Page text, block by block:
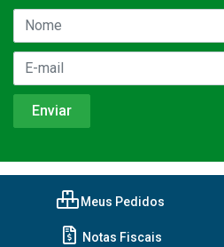
Meus Pedidos
Notas Fiscais